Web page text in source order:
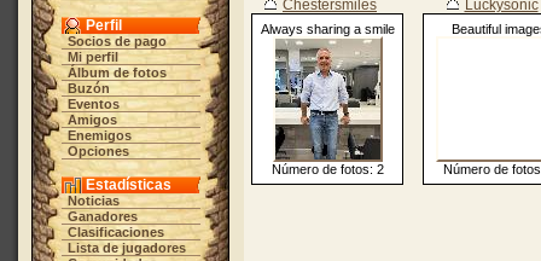
Perfil
Socios de pago
Mi perfil
Álbum de fotos
Buzón
Eventos
Amigos
Enemigos
Opciones
Estadísticas
Noticias
Ganadores
Clasificaciones
Lista de jugadores
Chestersmiles
Always sharing a smile
Número de fotos: 2
Luckysonic
Beautiful
Número de